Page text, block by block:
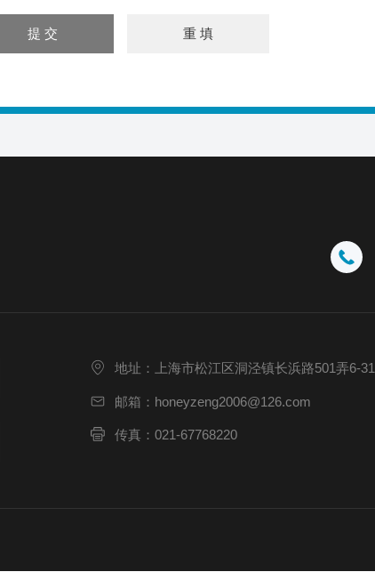
地址：上海市松江区洞泾镇长浜路501弄6-
邮箱：honeyzeng2006@126.com
传真：021-67768220